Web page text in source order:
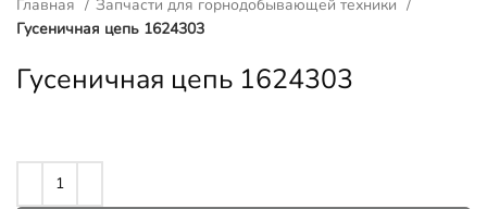
Главная
Запчасти для горнодобывающей техники
Гусеничная цепь 1624303
Гусеничная цепь 1624303